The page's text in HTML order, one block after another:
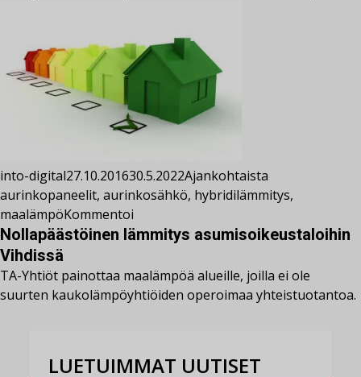
into-digital27.10.201630.5.2022Ajankohtaista
aurinkopaneelit, aurinkosähkö, hybridilämmitys,
maalämpöKommentoi
Nollapäästöinen lämmitys asumisoikeustaloihin
Vihdissä
TA-Yhtiöt painottaa maalämpöä alueille, joilla ei ole
suurten kaukolämpöyhtiöiden operoimaa yhteistuotantoa.
LUETUIMMAT UUTISET